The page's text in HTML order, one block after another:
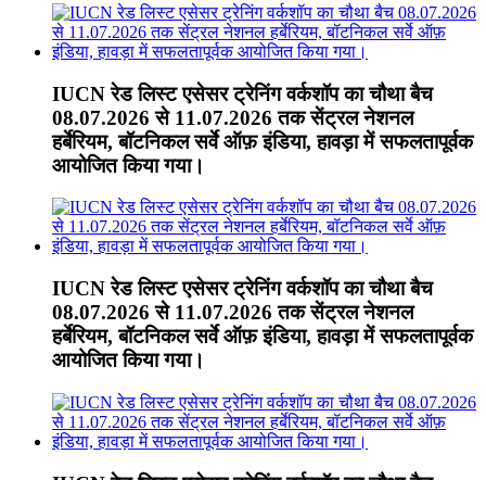
IUCN रेड लिस्ट एसेसर ट्रेनिंग वर्कशॉप का चौथा बैच
08.07.2026 से 11.07.2026 तक सेंट्रल नेशनल
हर्बेरियम, बॉटनिकल सर्वे ऑफ़ इंडिया, हावड़ा में सफलतापूर्वक
आयोजित किया गया।
IUCN रेड लिस्ट एसेसर ट्रेनिंग वर्कशॉप का चौथा बैच
08.07.2026 से 11.07.2026 तक सेंट्रल नेशनल
हर्बेरियम, बॉटनिकल सर्वे ऑफ़ इंडिया, हावड़ा में सफलतापूर्वक
आयोजित किया गया।